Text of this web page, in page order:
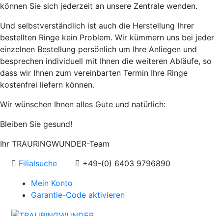
können Sie sich jederzeit an unsere Zentrale wenden.
Und selbstverständlich ist auch die Herstellung Ihrer
bestellten Ringe kein Problem. Wir kümmern uns bei jeder
einzelnen Bestellung persönlich um Ihre Anliegen und
besprechen individuell mit Ihnen die weiteren Abläufe, so
dass wir Ihnen zum vereinbarten Termin Ihre Ringe
kostenfrei liefern können.
Wir wünschen Ihnen alles Gute und natürlich:
Bleiben Sie gesund!
Ihr TRAURINGWUNDER-Team
Filialsuche
+49-(0) 6403 9796890
Mein Konto
Garantie-Code aktivieren